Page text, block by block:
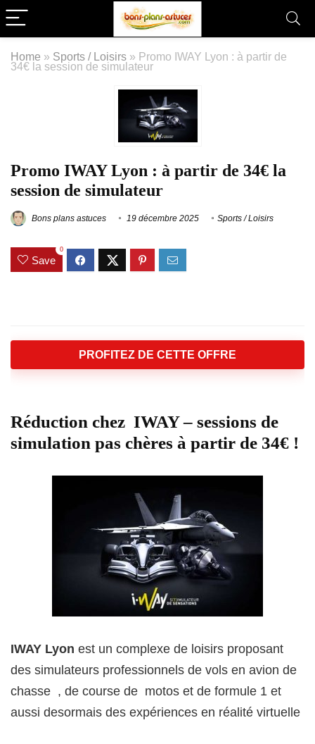
Home » Sports / Loisirs » Promo IWAY Lyon : à partir de
34€ la session de simulateur
Promo IWAY Lyon : à partir de 34€ la
session de simulateur
Bons plans astuces 19 décembre 2025 Sports / Loisirs
Save
0
PROFITEZ DE CETTE OFFRE
Réduction chez IWAY – sessions de
simulation pas chères à partir de 34€ !
IWAY Lyon est un complexe de loisirs proposant
des simulateurs professionnels de vols en avion de
chasse , de course de motos et de formule 1 et
aussi desormais des expériences en réalité virtuelle